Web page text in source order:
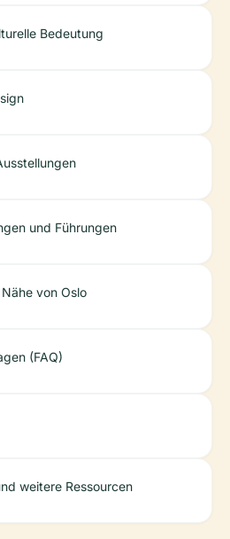
Bedeutung
und Führungen
von Oslo
(FAQ)
weitere Ressourcen